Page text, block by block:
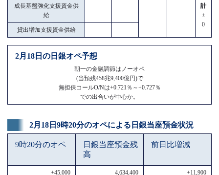
成長基盤強化支援資金供
給
計
±
0
貸出増加支援資金供給
2月18日の日銀オペ予想
朝一の金融調節はノーオペ
(当預残458兆9,400億円)で
無担保コールO/Nは+0.721％～+0.727％
での出合いが中心か。
2月18日9時20分のオペによる日銀当座預金状況
9時20分のオペ
日銀当座預金残
高
前日比増減
+45,000 4,634,400 +11,900